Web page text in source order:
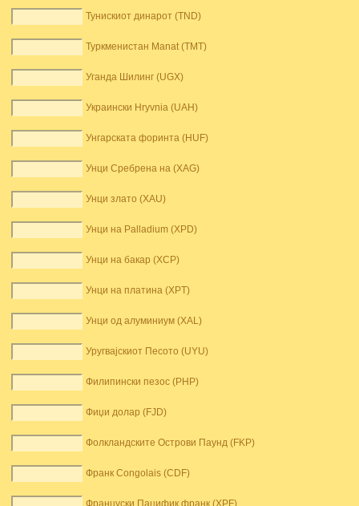
Тунискиот динарот (TND)
Туркменистан Manat (TMT)
Уганда Шилинг (UGX)
Украински Hryvnia (UAH)
Унгарската форинта (HUF)
Унци Сребрена на (XAG)
Унци злато (XAU)
Унци на Palladium (XPD)
Унци на бакар (XCP)
Унци на платина (XPT)
Унци од алуминиум (XAL)
Уругвајскиот Песото (UYU)
Филипински пезос (PHP)
Фиџи долар (FJD)
Фолкландските Острови Паунд (FKP)
Франк Congolais (CDF)